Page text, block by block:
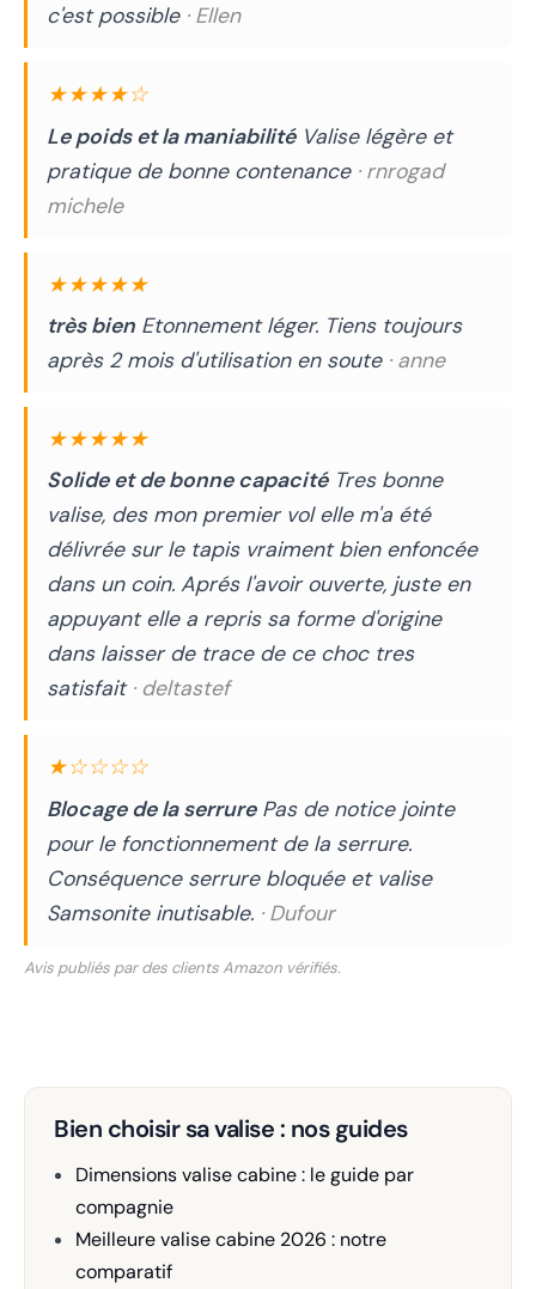
c'est possible · Ellen
★★★★☆
Le poids et la maniabilitéValise légère et
pratique de bonne contenance · rnrogad
michele
★★★★★
très bien Etonnement léger. Tiens toujours
après 2 mois d'utilisation en soute · anne
★★★★★
Solide et de bonne capacitéTres bonne
valise, des mon premier vol elle m'a été
délivrée sur le tapis vraiment bien enfoncée
dans un coin. Aprés l'avoir ouverte, juste en
appuyant elle a repris sa forme d'origine
dans laisser de trace de ce choc tres
satisfait · deltastef
★☆☆☆☆
Blocage de la serrurePas de notice jointe
pour le fonctionnement de la serrure.
Conséquence serrure bloquée et valise
Samsonite inutisable. · Dufour
Avis publiés par des clients Amazon vérifiés.
Bien choisir sa valise : nos guides
Dimensions valise cabine : le guide par
compagnie
Meilleure valise cabine 2026 : notre
comparatif